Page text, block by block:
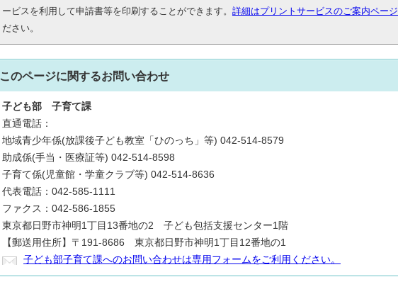
ービスを利用して申請書等を印刷することができます。 詳細はプリントサービスのご案内ページ
ださい。
このページに関するお問い合わせ
子ども部 子育て課
直通電話：
地域青少年係(放課後子ども教室「ひのっち」等) 042-514-8579
助成係(手当・医療証等) 042-514-8598
子育て係(児童館・学童クラブ等) 042-514-8636
代表電話：042-585-1111
ファクス：042-586-1855
東京都日野市神明1丁目13番地の2 子ども包括支援センター1階
【郵送用住所】〒191-8686 東京都日野市神明1丁目12番地の1
子ども部子育て課へのお問い合わせは専用フォームをご利用ください。